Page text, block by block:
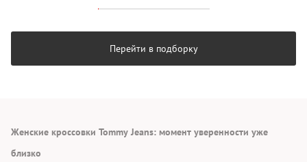
Перейти в подборку
Женские кроссовки Tommy Jeans: момент уверенности уже
близко